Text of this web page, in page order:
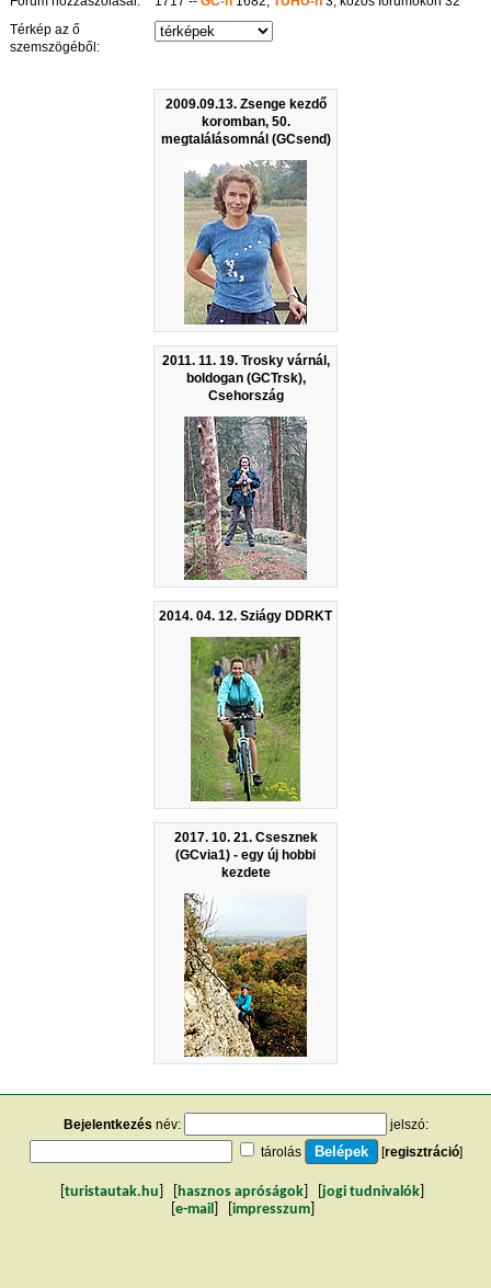
2009.09.13. Zsenge kezdő
koromban, 50.
megtalálásomnál (GCsend)
2011. 11. 19. Trosky várnál,
boldogan (GCTrsk),
Csehország
2014. 04. 12. Sziágy DDRKT
2017. 10. 21. Csesznek
(GCvia1) - egy új hobbi
kezdete
Térkép az ő
szemszögéből:
Bejelentkezés név:
jelszó:
tárolás
[regisztráció]
turistautak.hu hasznos apróságok jogi tudnivalók
e-mail impresszum]